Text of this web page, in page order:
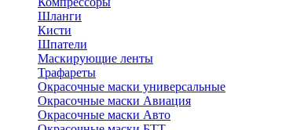
Шланги
Кисти
Шпатели
Маскирующие ленты
Трафареты
Окрасочные маски универсальные
Окрасочные маски Авиация
Окрасочные маски Авто